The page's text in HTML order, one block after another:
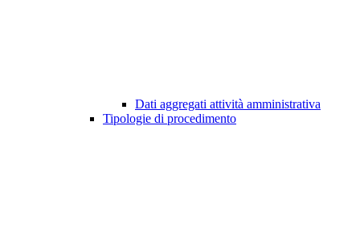
Dati aggregati attività amministrativa
Tipologie di procedimento